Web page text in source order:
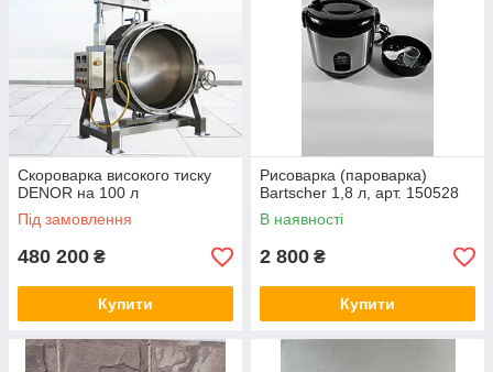
Скороварка високого тиску
DENOR на 100 л
Під замовлення
480 200 ₴
Купити
Рисоварка (пароварка)
Bartscher 1,8 л, арт. 150528
В наявності
2 800 ₴
Купити